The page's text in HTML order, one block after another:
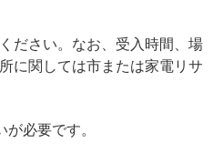
ださい。なお、受入時間、場
に関しては市または家電リサ
必要です。